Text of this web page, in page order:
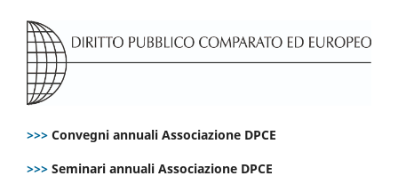
>>> Convegni annuali Associazione DPCE
>>> Seminari annuali Associazione DPCE